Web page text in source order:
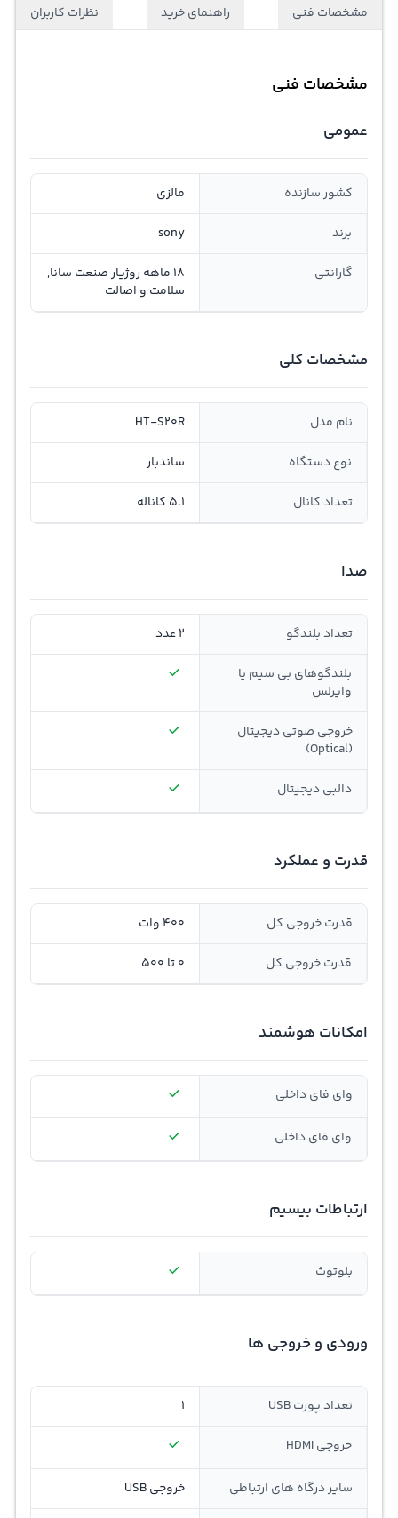
مشخصات فنی راهنمای خرید نظرات کاربران
مشخصات فنی
عمومی
کشور سازنده مالزی
برند sony
گارانتی
18 ماهه روژیار صنعت سانا,
سلامت و اصالت
مشخصات کلی
نام مدل HT-S20R
نوع دستگاه ساندبار
تعداد کانال 5.1 کاناله
صدا
تعداد بلندگو 2 عدد
بلندگوهای بی سیم یا
وایرلس
خروجی صوتی دیجیتال
(Optical)
دالبی دیجیتال
قدرت و عملکرد
قدرت خروجی کل 400 وات
قدرت خروجی کل 0 تا 500
امکانات هوشمند
وای فای داخلی
وای فای داخلی
ارتباطات بیسیم
بلوتوث
ورودی و خروجی ها
تعداد پورت USB 1
خروجی HDMI
سایر درگاه های ارتباطی خروجی USB